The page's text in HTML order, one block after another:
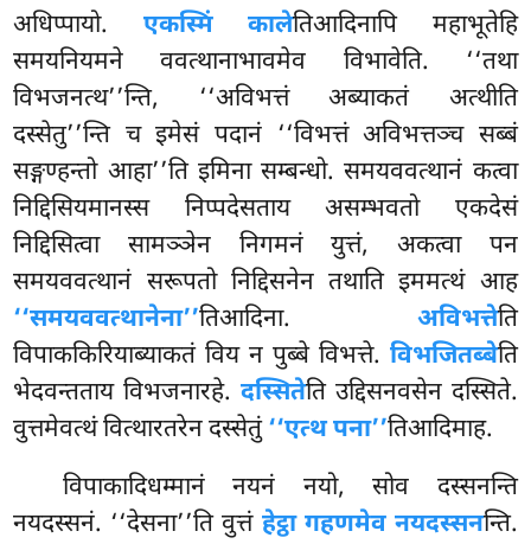
अधिप्पायो. एकस्मिं कालेतिआदिनापि महाभूतेहि
समयनियमने ववत्थानाभावमेव विभावेति. ‘‘तथा
विभजनत्थ’’न्ति, ‘‘अविभत्तं अब्याकतं अत्थीति
दस्सेतु’’न्ति च इमेसं पदानं ‘‘विभत्तं अविभत्तञ्च सब्बं
सङ्गण्हन्तो आहा’’ति इमिना सम्बन्धो. समयववत्थानं कत्वा
निद्दिसियमानस्स निप्पदेसताय असम्भवतो एकदेसं
निद्दिसित्वा सामञ्ञेन निगमनं युत्तं, अकत्वा पन
समयववत्थानं सरूपतो निद्दिसनेन तथाति इममत्थं आह
‘‘समयववत्थानेना’’तिआदिना. अविभत्तेति
विपाककिरियाब्याकतं विय न पुब्बे विभत्ते. विभजितब्बेति
भेदवन्तताय विभजनारहे. दस्सितेति उद्दिसनवसेन दस्सिते.
वुत्तमेवत्थं वित्थारतरेन दस्सेतुं‘‘एत्थ पना’’तिआदिमाह.
विपाकादिधम्मानं नयनं नयो, सोव दस्सनन्ति
नयदस्सनं. ‘‘देसना’’ति वुत्तं हेट्ठा गहणमेव नयदस्सनन्ति.